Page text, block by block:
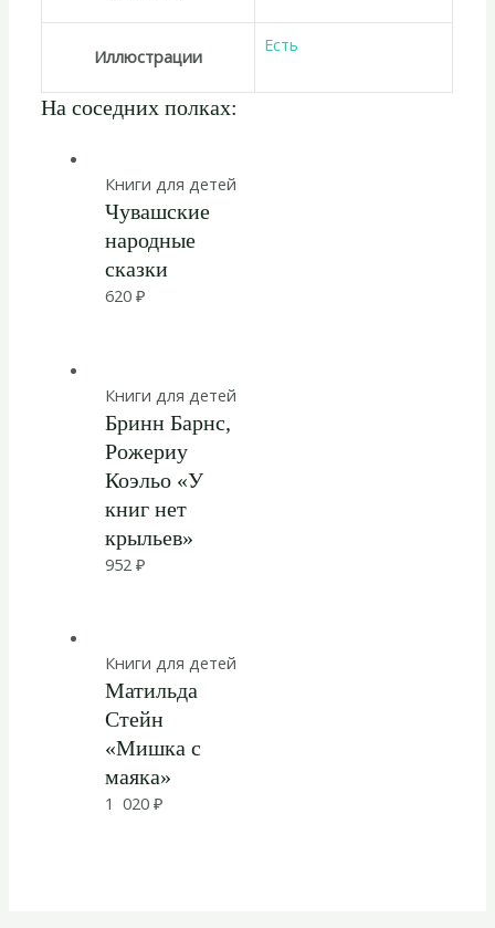
Иллюстрации
Есть
На соседних полках:
Книги для детей
Чувашские
народные
сказки
620₽
Книги для детей
Бринн Барнс,
Рожериу
Коэльо «У
книг нет
крыльев»
952₽
Книги для детей
Матильда
Стейн
«Мишка с
маяка»
1 020₽